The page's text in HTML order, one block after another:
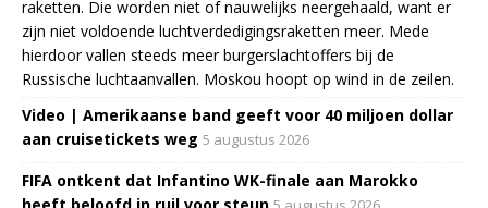
raketten. Die worden niet of nauwelijks neergehaald, want er
zijn niet voldoende luchtverdedigingsraketten meer. Mede
hierdoor vallen steeds meer burgerslachtoffers bij de
Russische luchtaanvallen. Moskou hoopt op wind in de zeilen.
Video | Amerikaanse band geeft voor 40 miljoen dollar
aan cruisetickets weg 5 augustus 2026
FIFA ontkent dat Infantino WK-finale aan Marokko